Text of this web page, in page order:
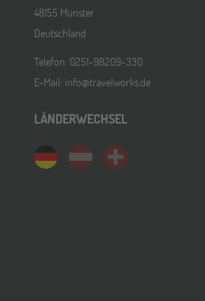
48155 Münster
Deutschland
Telefon: 0251-98209-330
E-Mail: info@travelworks.de
LÄNDERWECHSEL